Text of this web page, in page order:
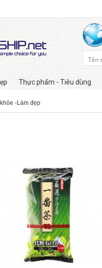
Thực phẩm - Tiêu dùng
-Làm đẹp